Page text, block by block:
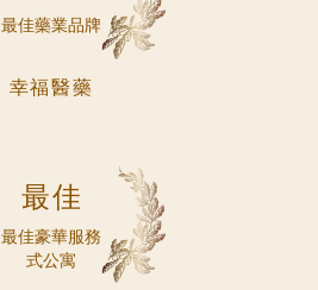
最佳藥業品牌
幸福醫藥
最佳
最佳豪華服務
式公寓